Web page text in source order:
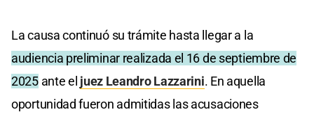
La causa continuó su trámite hasta llegar a la
audiencia preliminar realizada el 16 de septiembre de
2025ante el juez Leandro Lazzarini. En aquella
oportunidad fueron admitidas las acusaciones